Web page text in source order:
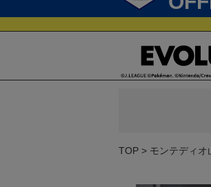
TOP モンテディオ